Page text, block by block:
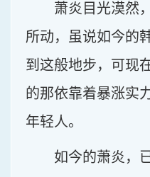
萧炎目光漠然
所动，虽说如今的
到这般地步，可现
的那依靠着暴涨实
年轻人。
如今的萧炎，